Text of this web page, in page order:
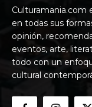
Culturamania.com
en todas sus
opinión,
eventos, arte,
todo con un
cultural